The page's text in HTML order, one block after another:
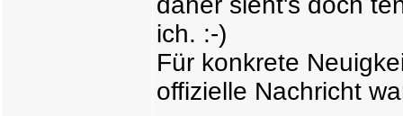
ich. :-)
Für konkrete
offizielle Nachricht